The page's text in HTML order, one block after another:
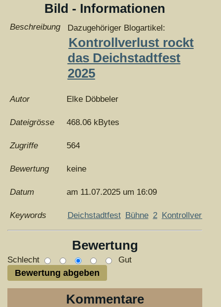
Bild - Informationen
Beschreibung Dazugehöriger Blogartikel:
Kontrollverlust rockt
das Deichstadtfest
2025
Autor Elke Döbbeler
Dateigrösse 468.06 kBytes
Zugriffe 564
Bewertung keine
Datum am 11.07.2025 um 16:09
Keywords Deichstadtfest Bühne 2 Kontrollverlust
Bewertung
Schlecht Gut
Kommentare